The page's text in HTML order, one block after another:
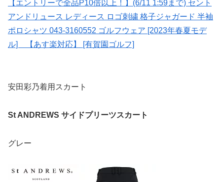
【エントリーで全品P10倍以上！】(6/11 1:59まで) セント
アンドリュース レディース ロゴ刺繍 格子ジャガード 半袖
ポロシャツ 043-3160552 ゴルフウェア [2023年春夏モデ
ル] 【あす楽対応】 [有賀園ゴルフ]
安田彩乃着用スカート
St ANDREWS サイドプリーツスカート
グレー